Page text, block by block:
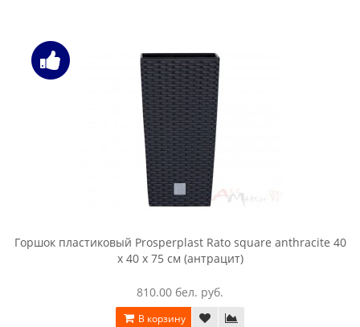
Горшок пластиковый Prosperplast Rato square anthracite 40
x 40 x 75 см (антрацит)
810.00 бел. руб.
В корзину